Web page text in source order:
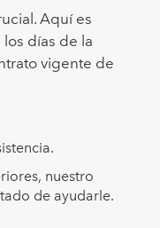
Aquí es
días de la
vigente de
nuestro
de ayudarle.